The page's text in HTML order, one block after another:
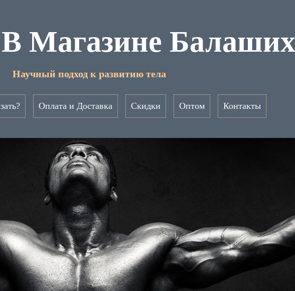
В Магазине
Научный подход к развитию тела
Оплата и Доставка Скидки Оптом Контакты